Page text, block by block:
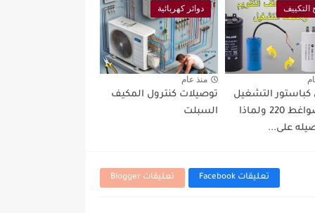
التشغيل
في الضواغط 220 ولماذا
على...
دوائر كهربائية
منذ عام
توصيلات كنترول المكيف
السبلت
تعليقات Facebook تعليقات Blogger